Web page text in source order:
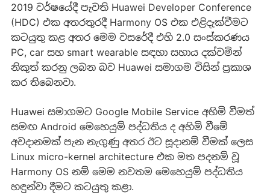
2019 වර්ෂයේදී පැවති Huawei Developer Conference
(HDC) එක අතරතුරදී Harmony OS එක එළිදැක්වීමට
කටයුතු කළ අතර මෙම වසරේදී එහි 2.0 සංස්කරණය
PC, car සහ smart wearable සඳහා සහාය දක්වමින්
නිකුත් කරනු ලබන බව Huawei සමාගම විසින් ප්‍රකාශ
කර තිබෙනවා.
Huawei සමාගමට Google Mobile Service අහිමි වීමත්
සමඟ Android මෙහෙයුම් පද්ධතිය ද අහිමි වීමේ
අවදානමක් පැන නැගුණු අතර ඊට සූදානම් වීමක් ලෙස
Linux micro-kernel architecture එක මත පදනම් වූ
Harmony OS නම් මෙම නවතම මෙහෙයුම් පද්ධතිය
හඳුන්වා දීමට කටයුතු කළා.